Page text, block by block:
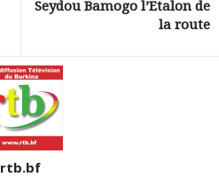
Seydou Bamogo l’Etalon de
la route
rtb.bf